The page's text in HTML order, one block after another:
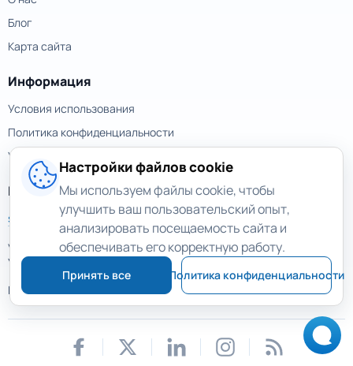
Блог
Карта сайта
Информация
Условия использования
Политика конфиденциальности
Условия возврата
Контакты
support@magicuneraser.com
ул. Большая Васильковская, 77а
Украина, Киев
Еще контакты >
Настройки файлов cookie
Мы используем файлы cookie, чтобы
улучшить ваш пользовательский опыт,
анализировать посещаемость сайта и
обеспечивать его корректную работу.
Принять все Политика конфиденциальности